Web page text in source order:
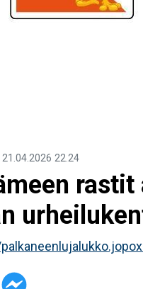
21.04.2026 22.24